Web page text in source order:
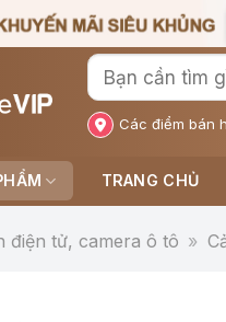
Các điểm bán
TRANG CHỦ
điện tử, camera ô tô »